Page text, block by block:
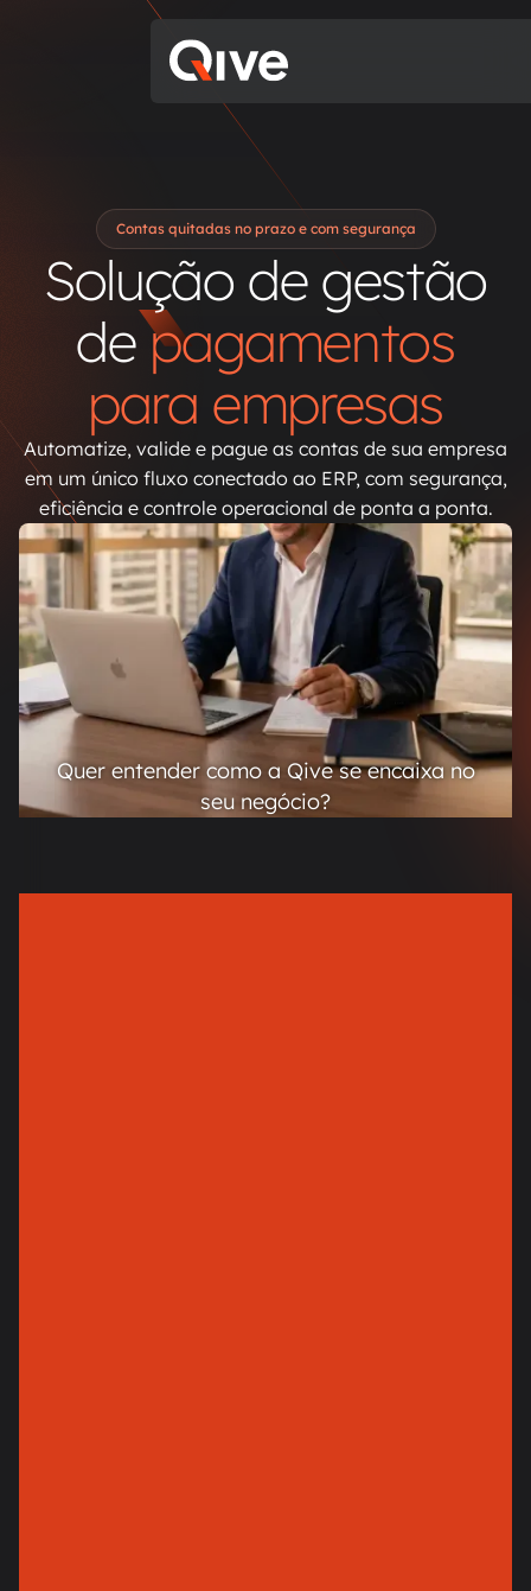
Contas quitadas no prazo e com segurança
Solução de gestão
depagamentos
para empresas
Automatize, valide e pague as contas de sua empresa
em um único fluxo conectado ao ERP, com segurança,
eficiência e controle operacional de ponta a ponta.
Quer entender como a Qive se encaixa no
seu negócio?